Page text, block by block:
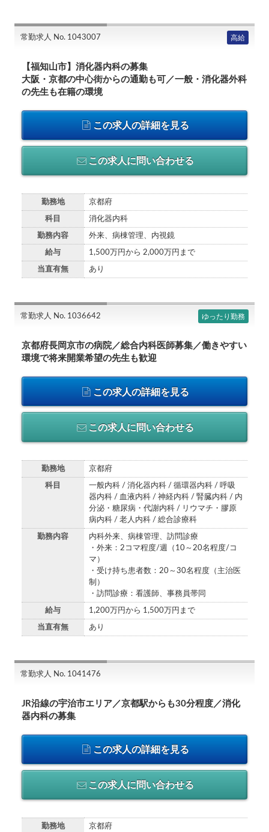
常勤求人 No. 1043007 高給
【福知山市】消化器内科の募集
大阪・京都の中心街からの通勤も可／一般・消化器外科
の先生も在籍の環境
この求人の詳細を見る
この求人に問い合わせる
勤務地 京都府
科目 消化器内科
勤務内容 外来、病棟管理、内視鏡
給与 1,500万円から 2,000万円まで
当直有無 あり
常勤求人 No. 1036642 ゆったり勤務
京都府長岡京市の病院／総合内科医師募集／働きやすい
環境で将来開業希望の先生も歓迎
この求人の詳細を見る
この求人に問い合わせる
勤務地 京都府
科目
一般内科 / 消化器内科 / 循環器内科 / 呼吸
器内科 / 血液内科 / 神経内科 / 腎臓内科 / 内
分泌・糖尿病・代謝内科 / リウマチ・膠原
病内科 / 老人内科 / 総合診療科
勤務内容
内科外来、病棟管理、訪問診療
・外来：2コマ程度/週（10～20名程度/コ
マ）
・受け持ち患者数：20～30名程度（主治医
制）
・訪問診療：看護師、事務員帯同
給与 1,200万円から 1,500万円まで
当直有無 あり
常勤求人 No. 1041476
JR沿線の宇治市エリア／京都駅からも30分程度／消化
器内科の募集
この求人の詳細を見る
この求人に問い合わせる
勤務地 京都府